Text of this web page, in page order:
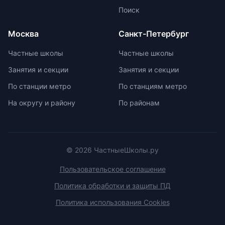
Поиск
Москва
Частные школы
Занятия и секции
По станции метро
На округу и району
Санкт-Петербург
Частные школы
Занятия и секции
По станциям метро
По районам
© 2026 ЧастныеШколы.ру
Пользовательское соглашение
Политика обработки и защиты ПД
Политика использования Cookies